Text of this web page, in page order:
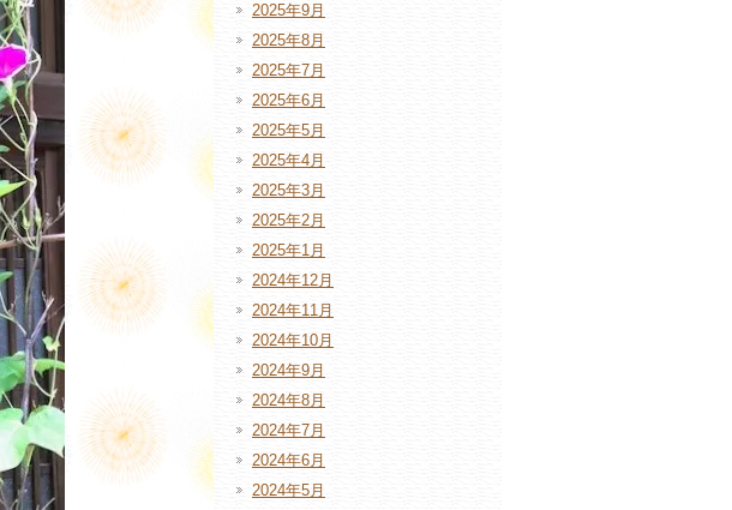
2025年9月
2025年8月
2025年7月
2025年6月
2025年5月
2025年4月
2025年3月
2025年2月
2025年1月
2024年12月
2024年11月
2024年10月
2024年9月
2024年8月
2024年7月
2024年6月
2024年5月